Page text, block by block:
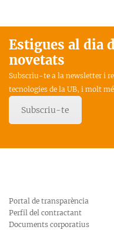
Estigues al dia
novetats
Subscriu-te a la newsletter i
tecnologies de la UB, i molt
Subscriu-te
Portal de transparència
Perfil del contractant
Documents corporatius